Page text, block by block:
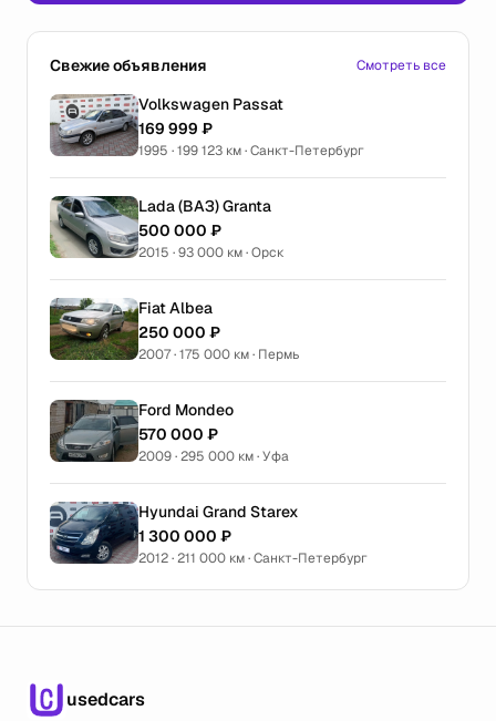
Свежие объявления Смотреть все
Volkswagen Passat
169 999 ₽
1995 · 199 123 км · Санкт-Петербург
Lada (ВАЗ) Granta
500 000 ₽
2015 · 93 000 км · Орск
Fiat Albea
250 000 ₽
2007 · 175 000 км · Пермь
Ford Mondeo
570 000 ₽
2009 · 295 000 км · Уфа
Hyundai Grand Starex
1 300 000 ₽
2012 · 211 000 км · Санкт-Петербург
usedcars